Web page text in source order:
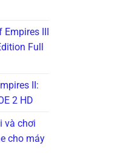
Empires III
Full
II:
2 HD
và chơi
cho máy